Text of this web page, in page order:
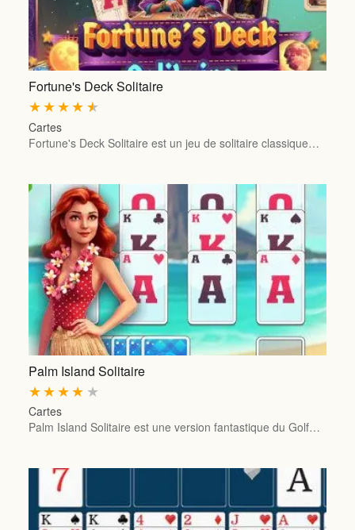
Fortune's Deck Solitaire
★
★
★
★
★
Cartes
Fortune's Deck Solitaire est un jeu de solitaire classique…
Palm Island Solitaire
★
★
★
★
★
Cartes
Palm Island Solitaire est une version fantastique du Golf…